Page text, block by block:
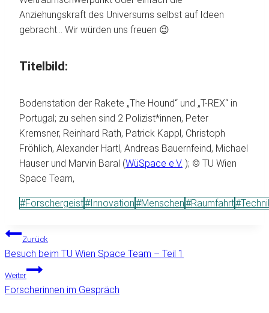
Anziehungskraft des Universums selbst auf Ideen
gebracht… Wir würden uns freuen 😉
Titelbild:
Bodenstation der Rakete „The Hound“ und „T-REX“ in
Portugal; zu sehen sind 2 Polizist*innen, Peter
Kremsner, Reinhard Rath, Patrick Kappl, Christoph
Fröhlich, Alexander Hartl, Andreas Bauernfeind, Michael
Hauser und Marvin Baral (WüSpace e.V. ); © TU Wien
Space Team,
Schlagworte:
#Forschergeist#Innovation#Menschen#Raumfahrt#
BEITRAGSNAVIGATION
Zurück
Besuch beim TU Wien Space Team – Teil 1
Weiter
Forscherinnen im Gespräch